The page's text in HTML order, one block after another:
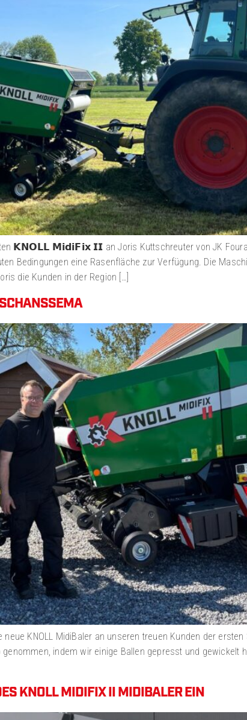
𝗞𝗡𝗢𝗟𝗟 𝗠𝗶𝗱𝗶𝗙𝗶𝘅 𝗜𝗜 an Joris Kuttschreuter von JK
Bedingungen eine Rasenfläche zur Verfügung. Die
die Kunden in der Region […]
KNOLL MidiBaler an unseren treuen Kunden der
indem wir einige Ballen gepresst und gewickelt
KNOLL MIDIFIX II MIDIBALER EIN